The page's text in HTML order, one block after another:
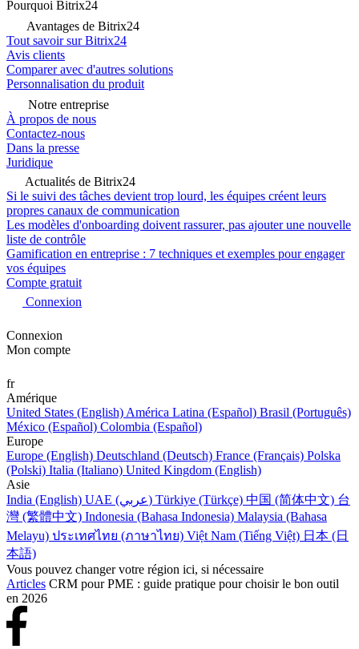
Pourquoi Bitrix24
Avantages de Bitrix24
Tout savoir sur Bitrix24
Avis clients
Comparer avec d'autres solutions
Personnalisation du produit
Notre entreprise
À propos de nous
Contactez-nous
Dans la presse
Juridique
Actualités de Bitrix24
Si le suivi des tâches devient trop lourd, les équipes créent leurs
propres canaux de communication
Les modèles d'onboarding doivent rassurer, pas ajouter une nouvelle
liste de contrôle
Gamification en entreprise : 7 techniques et exemples pour engager
vos équipes
Compte gratuit
Connexion
Connexion
Mon compte
fr
Amérique
United States (English) América Latina (Español) Brasil (Português)
México (Español) Colombia (Español)
Europe
Europe (English) Deutschland (Deutsch) France (Français) Polska
(Polski) Italia (Italiano) United Kingdom (English)
Asie
India (English)
UAE (عربي) Türkiye (Türkçe) 中国 (简体中文) 台
灣 (繁體中文) Indonesia (Bahasa Indonesia) Malaysia (Bahasa
Melayu) ประเทศไทย (ภาษาไทย) Việt Nam (Tiếng Việt) 日本 (日
本語)
Vous pouvez changer votre région ici, si nécessaire
Articles CRM pour PME : guide pratique pour choisir le bon outil
en 2026